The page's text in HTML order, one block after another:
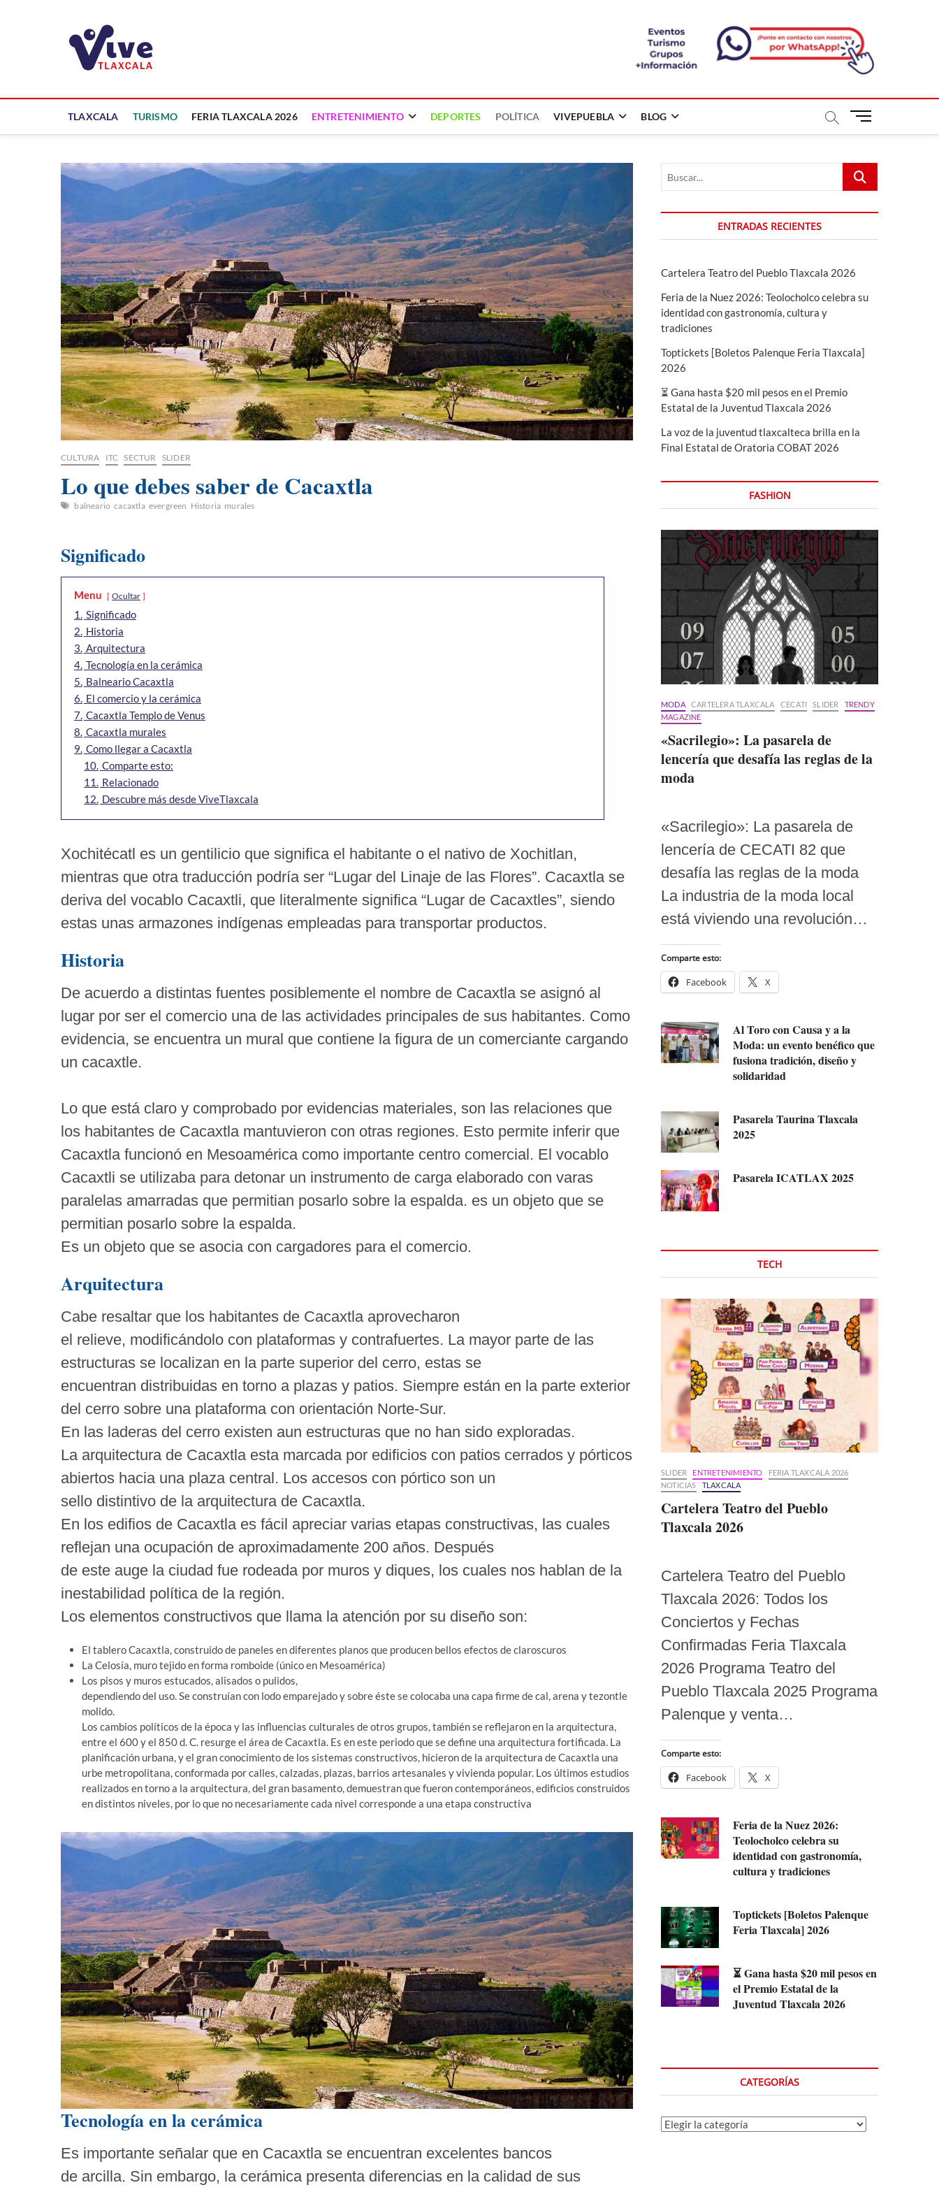
TLAXCALA TURISMO FERIA TLAXCALA 2026 ENTRETENIMIENTO DEPORTES POLÍTICA VIVEPUEBLA BLOG
B
ó
n
d
e
CULTURA ITC SECTUR SLIDER
Lo que debes saber de Cacaxtla
balneario cacaxtla evergreen Historia murales
Significado
Menu Ocultar
1. Significado
2. Historia
3. Arquitectura
4. Tecnología en la cerámica
5. Balneario Cacaxtla
6. El comercio y la cerámica
7. Cacaxtla Templo de Venus
8. Cacaxtla murales
9. Como llegar a Cacaxtla
10. Comparte esto:
11. Relacionado
12. Descubre más desde ViveTlaxcala
Xochitécatl es un gentilicio que significa el habitante o el nativo de Xochitlan,
mientras que otra traducción podría ser “Lugar del Linaje de las Flores”. Cacaxtla se
deriva del vocablo Cacaxtli, que literalmente significa “Lugar de Cacaxtles”, siendo
estas unas armazones indígenas empleadas para transportar productos.
Historia
De acuerdo a distintas fuentes posiblemente el nombre de Cacaxtla se asignó al
lugar por ser el comercio una de las actividades principales de sus habitantes. Como
evidencia, se encuentra un mural que contiene la figura de un comerciante cargando
un cacaxtle.
Lo que está claro y comprobado por evidencias materiales, son las relaciones que
los habitantes de Cacaxtla mantuvieron con otras regiones. Esto permite inferir que
Cacaxtla funcionó en Mesoamérica como importante centro comercial. El vocablo
Cacaxtli se utilizaba para detonar un instrumento de carga elaborado con varas
paralelas amarradas que permitian posarlo sobre la espalda. es un objeto que se
permitian posarlo sobre la espalda.
Es un objeto que se asocia con cargadores para el comercio.
Arquitectura
Cabe resaltar que los habitantes de Cacaxtla aprovecharon
el relieve, modificándolo con plataformas y contrafuertes. La mayor parte de las
estructuras se localizan en la parte superior del cerro, estas se
encuentran distribuidas en torno a plazas y patios. Siempre están en la parte exterior
del cerro sobre una plataforma con orientación Norte-Sur.
En las laderas del cerro existen aun estructuras que no han sido exploradas.
La arquitectura de Cacaxtla esta marcada por edificios con patios cerrados y pórticos
abiertos hacia una plaza central. Los accesos con pórtico son un
sello distintivo de la arquitectura de Cacaxtla.
En los edifios de Cacaxtla es fácil apreciar varias etapas constructivas, las cuales
reflejan una ocupación de aproximadamente 200 años. Después
de este auge la ciudad fue rodeada por muros y diques, los cuales nos hablan de la
inestabilidad política de la región.
Los elementos constructivos que llama la atención por su diseño son:
El tablero Cacaxtla, construido de paneles en diferentes planos que producen bellos efectos de claroscuros
La Celosía, muro tejido en forma romboide (único en Mesoamérica)
Los pisos y muros estucados, alisados o pulidos,
dependiendo del uso. Se construían con lodo emparejado y sobre éste se colocaba una capa firme de cal, arena y tezontle
molido.
Los cambios políticos de la época y las influencias culturales de otros grupos, también se reflejaron en la arquitectura,
entre el 600 y el 850 d. C. resurge el área de Cacaxtla. Es en este periodo que se define una arquitectura fortificada. La
planificación urbana, y el gran conocimiento de los sistemas constructivos, hicieron de la arquitectura de Cacaxtla una
urbe metropolitana, conformada por calles, calzadas, plazas, barrios artesanales y vivienda popular. Los últimos estudios
realizados en torno a la arquitectura, del gran basamento, demuestran que fueron contemporáneos, edificios construidos
en distintos niveles, por lo que no necesariamente cada nivel corresponde a una etapa constructiva
Tecnología en la cerámica
Es importante señalar que en Cacaxtla se encuentran excelentes bancos
de arcilla. Sin embargo, la cerámica presenta diferencias en la calidad de sus
Buscar...
ENTRADAS RECIENTES
Cartelera Teatro del Pueblo Tlaxcala 2026
Feria de la Nuez 2026: Teolocholco celebra su
identidad con gastronomía, cultura y
tradiciones
Toptickets [Boletos Palenque Feria Tlaxcala]
2026
⏳ Gana hasta $20 mil pesos en el Premio
Estatal de la Juventud Tlaxcala 2026
La voz de la juventud tlaxcalteca brilla en la
Final Estatal de Oratoria COBAT 2026
FASHION
MODA CARTELERA TLAXCALA CECATI SLIDER
TRENDY
MAGAZINE
«Sacrilegio»: La pasarela de
lencería que desafía las reglas de la
moda
«Sacrilegio»: La pasarela de
lencería de CECATI 82 que
desafía las reglas de la moda
La industria de la moda local
está viviendo una revolución…
Comparte esto:
Facebook X
Al Toro con Causa y a la
Moda: un evento benéfico que
fusiona tradición, diseño y
solidaridad
Pasarela Taurina Tlaxcala
2025
Pasarela ICATLAX 2025
TECH
SLIDER ENTRETENIMIENTO
FERIA TLAXCALA 2026
NOTICIAS
TLAXCALA
Cartelera Teatro del Pueblo
Tlaxcala 2026
Cartelera Teatro del Pueblo
Tlaxcala 2026: Todos los
Conciertos y Fechas
Confirmadas Feria Tlaxcala
2026 Programa Teatro del
Pueblo Tlaxcala 2025 Programa
Palenque y venta…
Comparte esto:
Facebook X
Feria de la Nuez 2026:
Teolocholco celebra su
identidad con gastronomía,
cultura y tradiciones
Toptickets [Boletos Palenque
Feria Tlaxcala] 2026
⏳ Gana hasta $20 mil pesos en
el Premio Estatal de la
Juventud Tlaxcala 2026
CATEGORÍAS
Categorías